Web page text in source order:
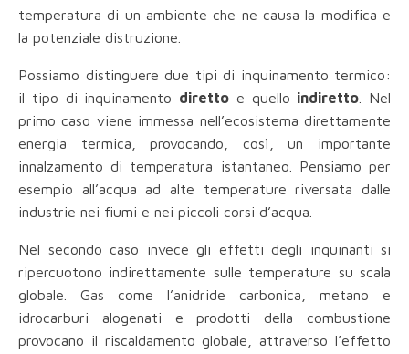
temperatura di un ambiente che ne causa la modifica e
la potenziale distruzione.
Possiamo distinguere due tipi di inquinamento termico:
il tipo di inquinamento diretto e quello indiretto . Nel
primo caso viene immessa nell’ecosistema direttamente
energia termica, provocando, così, un importante
innalzamento di temperatura istantaneo. Pensiamo per
esempio all’acqua ad alte temperature riversata dalle
industrie nei fiumi e nei piccoli corsi d’acqua.
Nel secondo caso invece gli effetti degli inquinanti si
ripercuotono indirettamente sulle temperature su scala
globale. Gas come l’anidride carbonica, metano e
idrocarburi alogenati e prodotti della combustione
provocano il riscaldamento globale, attraverso l’effetto